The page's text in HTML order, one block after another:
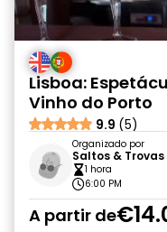
Lisboa:
Vinho do Porto
9.9 (5)
Organizado por
Saltos & Trovas
1 hora
6:00 PM
A partir de